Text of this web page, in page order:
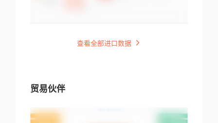
查看全部进口数据
贸易伙伴